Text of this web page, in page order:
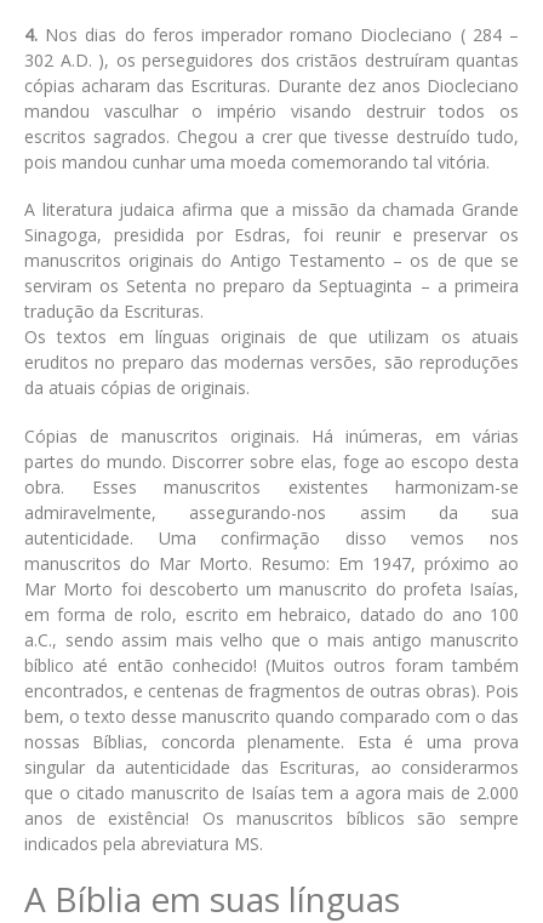
4. Nos dias do feros imperador romano Diocleciano ( 284 –
302 A.D. ), os perseguidores dos cristãos destruíram quantas
cópias acharam das Escrituras. Durante dez anos Diocleciano
mandou vasculhar o império visando destruir todos os
escritos sagrados. Chegou a crer que tivesse destruído tudo,
pois mandou cunhar uma moeda comemorando tal vitória.
A literatura judaica afirma que a missão da chamada Grande
Sinagoga, presidida por Esdras, foi reunir e preservar os
manuscritos originais do Antigo Testamento – os de que se
serviram os Setenta no preparo da Septuaginta – a primeira
tradução da Escrituras.
Os textos em línguas originais de que utilizam os atuais
eruditos no preparo das modernas versões, são reproduções
da atuais cópias de originais.
Cópias de manuscritos originais. Há inúmeras, em várias
partes do mundo. Discorrer sobre elas, foge ao escopo desta
obra. Esses manuscritos existentes harmonizam-se
admiravelmente, assegurando-nos assim da sua
autenticidade. Uma confirmação disso vemos nos
manuscritos do Mar Morto. Resumo: Em 1947, próximo ao
Mar Morto foi descoberto um manuscrito do profeta Isaías,
em forma de rolo, escrito em hebraico, datado do ano 100
a.C., sendo assim mais velho que o mais antigo manuscrito
bíblico até então conhecido! (Muitos outros foram também
encontrados, e centenas de fragmentos de outras obras). Pois
bem, o texto desse manuscrito quando comparado com o das
nossas Bíblias, concorda plenamente. Esta é uma prova
singular da autenticidade das Escrituras, ao considerarmos
que o citado manuscrito de Isaías tem a agora mais de 2.000
anos de existência! Os manuscritos bíblicos são sempre
indicados pela abreviatura MS.
A Bíblia em suas línguas